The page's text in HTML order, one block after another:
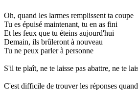
Oh, quand les larmes remplissent ta coupe
Tu es épuisé maintenant, tu en as fini
Et les feux que tu éteins aujourd'hui
Demain, ils brûleront à nouveau
Tu ne peux parler à personne
S'il te plaît, ne te laisse pas abattre, ne te
C'est difficile de trouver les réponses